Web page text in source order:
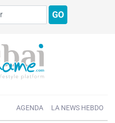
GO
AGENDA LA NEWS HEBDO